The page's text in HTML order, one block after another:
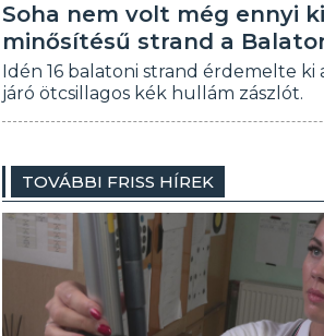
Soha nem volt még ennyi
minősítésű strand a
Idén 16 balatoni strand érdemelte ki
járó ötcsillagos kék hullám zászlót.
TOVÁBBI FRISS HÍREK